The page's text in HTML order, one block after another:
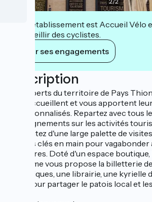
Cet établissement est Accueil Vélo
accueillir des cyclistes.
Voir ses engagements
Description
Les experts du territoire de Pays
vous accueillent et vous apportent
et personnalisés. Repartez avec tous
renseignements sur les activités
et profitez d'une large palette de
séjours clés en main pour vagabonder
frontières. Doté d'un espace
Tourisme vous propose la billetterie
touristiques, une librairie, une kyrielle
Platt pour partager le patois local et